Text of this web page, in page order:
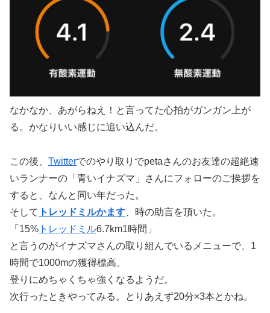
なかなか、あがらねえ！と言ってた心拍がガンガン上が
る。かなりいい感じに追い込んだ。
この後、 Twitterでのやり取りでpetaさんのお友達の超絶速
いランナーの「青いイナズマ」さんにフォローのご挨拶を
すると、なんと同い年だった。
そして トレッドミルかます 、時の助言を頂いた。
「15% トレッドミル6.7km1時間」
と言うのがイナズマさんの取り組んでいるメニューで、1
時間で1000mの獲得標高。
登りにめちゃくちゃ強くなるようだ。
次行ったときやってみる。とりあえず20分×3本とかね。